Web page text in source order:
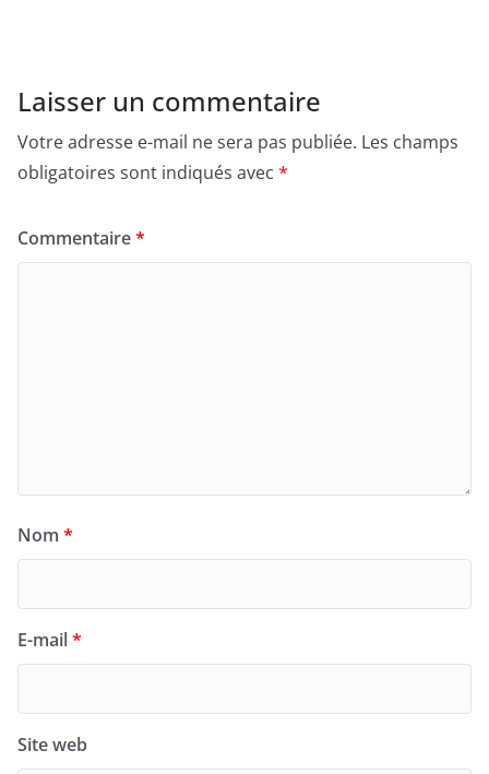
Laisser un commentaire
Votre adresse e-mail ne sera pas publiée. Les champs
obligatoires sont indiqués avec *
Commentaire*
Nom *
E-mail*
Site web